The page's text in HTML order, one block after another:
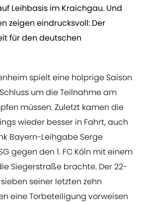
Leihbasis im Kraichgau. Und
zeigen eindrucksvoll: Der
für den deutschen
spielt eine holprige Saison
um die Teilnahme am
müssen. Zuletzt kamen die
wieder besser in Fahrt, auch
Bayern-Leihgabe Serge
gegen den 1. FC Köln mit einem
Siegerstraße brachte. Der 22-
seiner letzten zehn
eine Torbeteiligung vorweisen